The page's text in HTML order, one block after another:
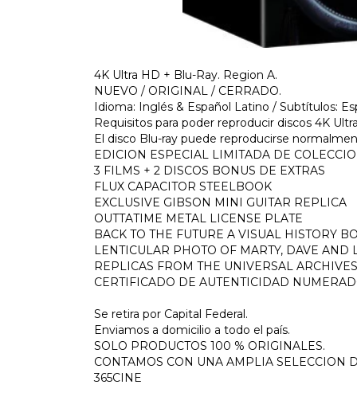
4K Ultra HD + Blu-Ray. Region A.
NUEVO / ORIGINAL / CERRADO.
Idioma: Inglés & Español Latino / Subtítulos:
Requisitos para poder reproducir discos 4K
El disco Blu-ray puede reproducirse
EDICION ESPECIAL LIMITADA DE
3 FILMS + 2 DISCOS BONUS DE EXTRAS
FLUX CAPACITOR STEELBOOK
EXCLUSIVE GIBSON MINI GUITAR REPLICA
OUTTATIME METAL LICENSE PLATE
BACK TO THE FUTURE A VISUAL HISTORY
LENTICULAR PHOTO OF MARTY, DAVE AND
REPLICAS FROM THE UNIVERSAL ARCHIVES
CERTIFICADO DE AUTENTICIDAD
Se retira por Capital Federal.
Enviamos a domicilio a todo el país.
SOLO PRODUCTOS 100 % ORIGINALES.
CONTAMOS CON UNA AMPLIA SELECCION
365CINE